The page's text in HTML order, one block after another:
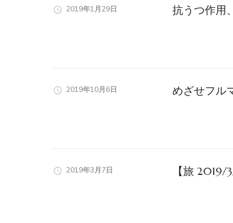
2019年1月29日 抗うつ作用
2019年10月6日 めざせフル
2019年3月7日 【旅